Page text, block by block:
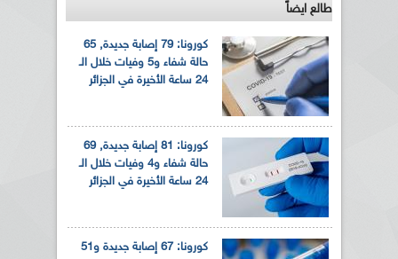
طالع ايضاً
كورونا: 79 إصابة جديدة, 65
حالة شفاء و5 وفيات خلال الـ
24 ساعة الأخيرة في الجزائر
كورونا: 81 إصابة جديدة, 69
حالة شفاء و4 وفيات خلال الـ
24 ساعة الأخيرة في الجزائر
كورونا: 67 إصابة جديدة و51